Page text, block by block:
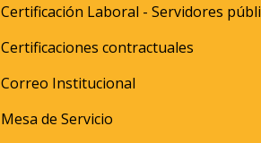
Certificación Laboral - Servidores
Certificaciones contractuales
Correo Institucional
Mesa de Servicio